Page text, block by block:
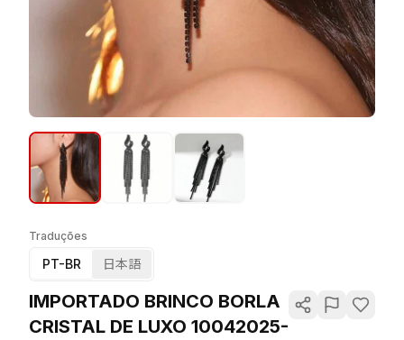
Traduções
PT-BR 日本語
IMPORTADO BRINCO BORLA
CRISTAL DE LUXO 10042025-